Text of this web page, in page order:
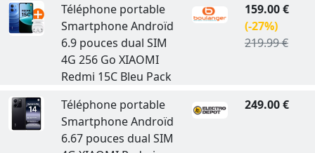
Téléphone portable
Smartphone Androïd
6.9 pouces dual SIM
4G 256 Go XIAOMI
Redmi 15C Bleu Pack
159.00 €
(-27%)
219.99 €
Téléphone portable
Smartphone Androïd
6.67 pouces dual SIM
249.00 €